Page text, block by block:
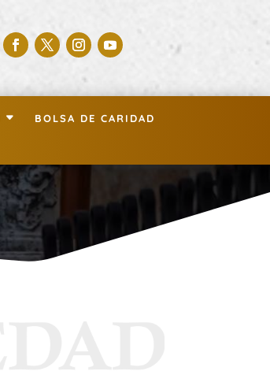
BOLSA DE CARIDAD